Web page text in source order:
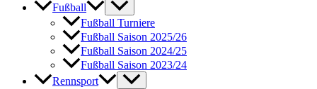
Fußball
Fußball Turniere
Fußball Saison 2025/26
Fußball Saison 2024/25
Fußball Saison 2023/24
Rennsport